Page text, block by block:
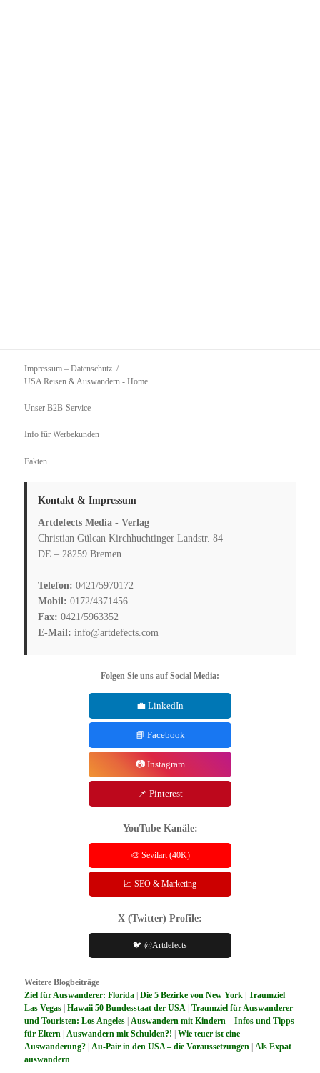
Impressum – Datenschutz
USA Reisen & Auswandern - Home
Unser B2B-Service
Info für Werbekunden
Fakten
Kontakt & Impressum
Artdefects Media - Verlag
Christian Gülcan Kirchhuchtinger Landstr. 84
DE – 28259 Bremen
Telefon: 0421/5970172
Mobil: 0172/4371456
Fax: 0421/5963352
E-Mail: info@artdefects.com
Folgen Sie uns auf Social Media:
💼 LinkedIn
📘 Facebook
📷 Instagram
📌 Pinterest
YouTube Kanäle:
🎨 Sevilart (40K)
📈 SEO & Marketing
X (Twitter) Profile:
🐦 @Artdefects
Weitere Blogbeiträge
Ziel für Auswanderer: Florida |Die 5 Bezirke von New York |Traumziel
Las Vegas |Hawaii 50 Bundesstaat der USA |Traumziel für Auswanderer
und Touristen: Los Angeles | Auswandern mit Kindern – Infos und Tipps
für Eltern | Auswandern mit Schulden?! |Wie teuer ist eine
Auswanderung? | Au-Pair in den USA – die Voraussetzungen | Als Expat
auswandern